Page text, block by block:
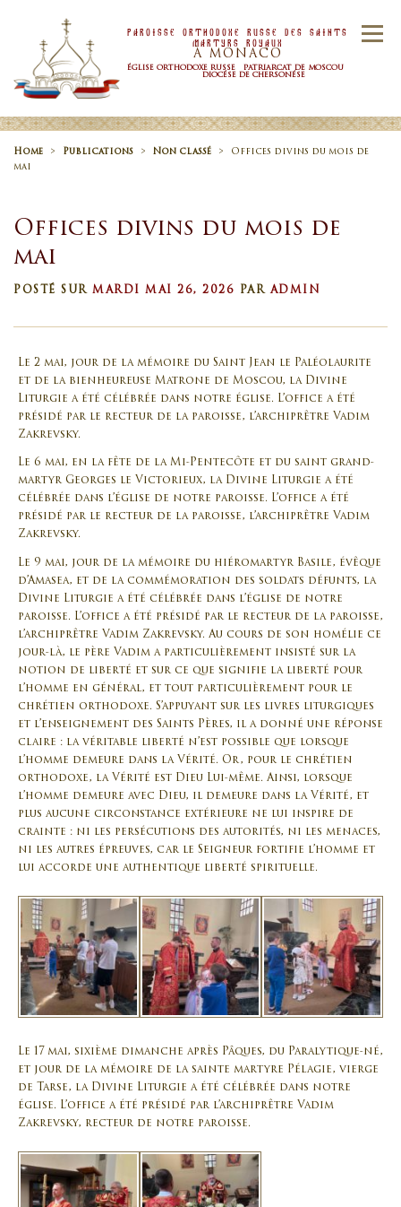
Menu
Paroisse Orthodoxe Russe Des Saints
Martyrs Royaux
À MONACO
ÉGLISE ORTHODOXE RUSSE PATRIARCAT DE MOSCOU
DIOCÉSE DE CHERSONÉSE
ACCUEIL PAROISSE NOUVELLES
HORAIRE
CONTACTS
Home > Publications > Non classé >
Offices divins du mois de
mai
Offices divins du mois de
mai
POSTÉ SUR MARDI MAI 26, 2026 PARADMIN
Le 2 mai, jour de la mémoire du Saint Jean le Paléolaurite
et de la bienheureuse Matrone de Moscou, la Divine
Liturgie a été célébrée dans notre église. L’office a été
présidé par le recteur de la paroisse, l’archiprêtre Vadim
Zakrevsky.
Le 6 mai, en la fête de la Mi-Pentecôte et du saint grand-
martyr Georges le Victorieux, la Divine Liturgie a été
célébrée dans l’église de notre paroisse. L’office a été
présidé par le recteur de la paroisse, l’archiprêtre Vadim
Zakrevsky.
Le 9 mai, jour de la mémoire du hiéromartyr Basile, évêque
d’Amasea, et de la commémoration des soldats défunts, la
Divine Liturgie a été célébrée dans l’église de notre
paroisse. L’office a été présidé par le recteur de la paroisse,
l’archiprêtre Vadim Zakrevsky. Au cours de son homélie ce
jour-là, le père Vadim a particulièrement insisté sur la
notion de liberté et sur ce que signifie la liberté pour
l’homme en général, et tout particulièrement pour le
chrétien orthodoxe. S’appuyant sur les livres liturgiques
et l’enseignement des Saints Pères, il a donné une réponse
claire : la véritable liberté n’est possible que lorsque
l’homme demeure dans la Vérité. Or, pour le chrétien
orthodoxe, la Vérité est Dieu Lui-même. Ainsi, lorsque
l’homme demeure avec Dieu, il demeure dans la Vérité, et
plus aucune circonstance extérieure ne lui inspire de
crainte : ni les persécutions des autorités, ni les menaces,
ni les autres épreuves, car le Seigneur fortifie l’homme et
lui accorde une authentique liberté spirituelle.
Le 17 mai, sixième dimanche après Pâques, du Paralytique-né,
et jour de la mémoire de la sainte martyre Pélagie, vierge
de Tarse, la Divine Liturgie a été célébrée dans notre
église. L’office a été présidé par l’archiprêtre Vadim
Zakrevsky, recteur de notre paroisse.